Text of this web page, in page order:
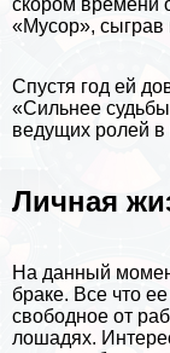
скором времени
«Мусор», сыграв
Спустя год ей
«Сильнее
ведущих ролей
Личная
На данный
бpaке. Все что
свободное от
лошадях.